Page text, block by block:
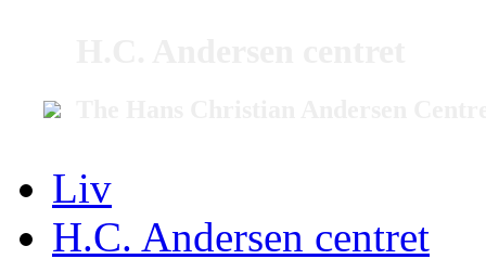
Liv
H.C. Andersen centret